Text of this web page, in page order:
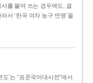
를 붙여 쓰는 경우에도, 결
서 ‘한국 여자 농구 연맹’을
’는 “표준국어대사전”에서